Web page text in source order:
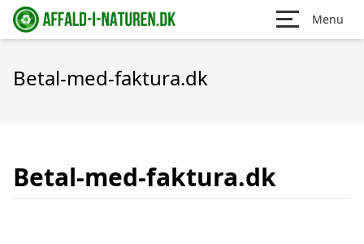
Menu
Betal-med-faktura.dk
Betal-med-faktura.dk